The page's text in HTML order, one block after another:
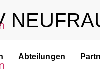
Abteilungen